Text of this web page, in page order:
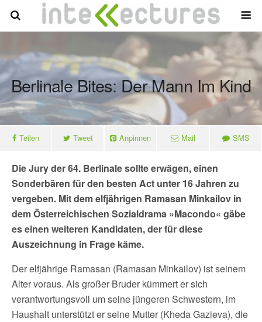
Berlinale Bites: Der Mann Im Kind
Teilen Tweet Anpinnen Mail SMS
Die Jury der 64. Berlinale sollte erwägen, einen
Sonderbären für den besten Act unter 16 Jahren zu
vergeben. Mit dem elfjährigen Ramasan Minkailov in
dem Österreichischen Sozialdrama »Macondo« gäbe
es einen weiteren Kandidaten, der für diese
Auszeichnung in Frage käme.
Der elfjährige Ramasan (Ramasan Minkailov) ist seinem
Alter voraus. Als großer Bruder kümmert er sich
verantwortungsvoll um seine jüngeren Schwestern, im
Haushalt unterstützt er seine Mutter (Kheda Gazieva), die